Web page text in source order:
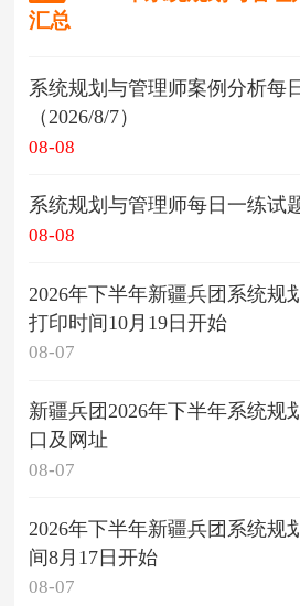
汇总
系统规划与管理师案例分析每
（2026/8/7）
08-08
系统规划与管理师每日一练试
08-08
2026年下半年新疆兵团系统规
打印时间10月19日开始
08-07
新疆兵团2026年下半年系统规
口及网址
08-07
2026年下半年新疆兵团系统规
间8月17日开始
08-07